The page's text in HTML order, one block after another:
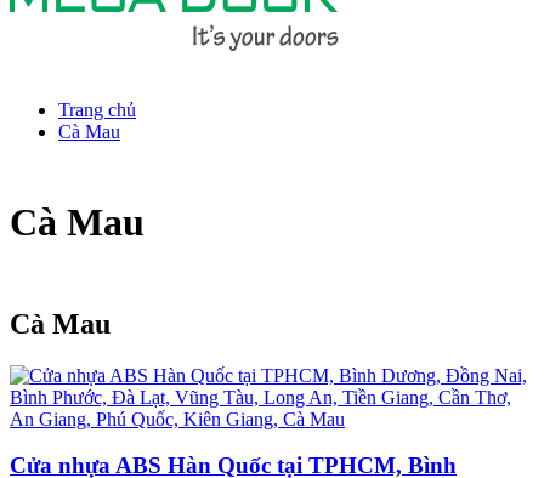
Trang chủ
Cà Mau
Cà Mau
Cà Mau
Cửa nhựa ABS Hàn Quốc tại TPHCM, Bình